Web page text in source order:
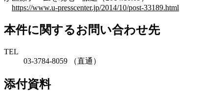
https://www.u-presscenter.jp/2014/10/post-33189.html
本件に関するお問い合わせ先
TEL
03-3784-8059 （直通）
添付資料